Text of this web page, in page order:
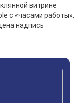
витрине
с «часами работы»,
надпись